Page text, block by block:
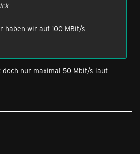
haben wir auf 100 MBit/s
doch nur maximal 50 Mbit/s laut